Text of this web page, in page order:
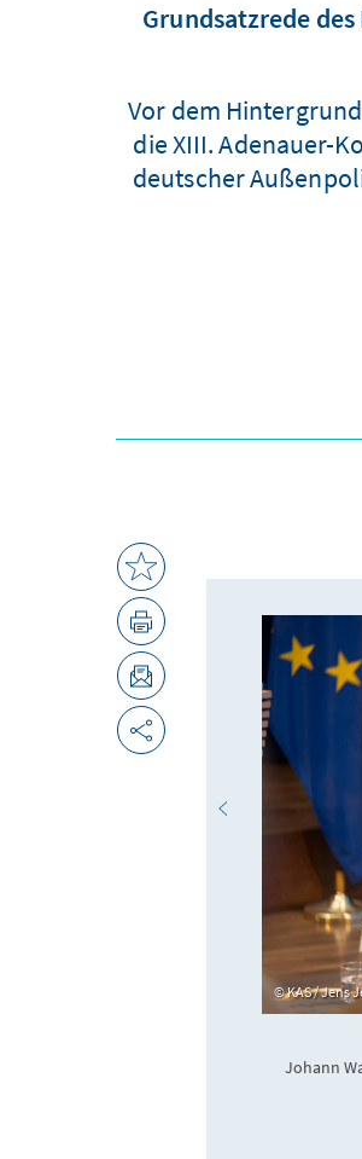
Grundsatzrede
Vor dem
die XIII. Adenauer-
deutscher
KAS / Jens
Johann